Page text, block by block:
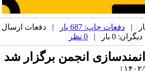
دفعات چاپ: 687 بار
| دفعات ارسال
0 بار |
انجمن برگزار شد